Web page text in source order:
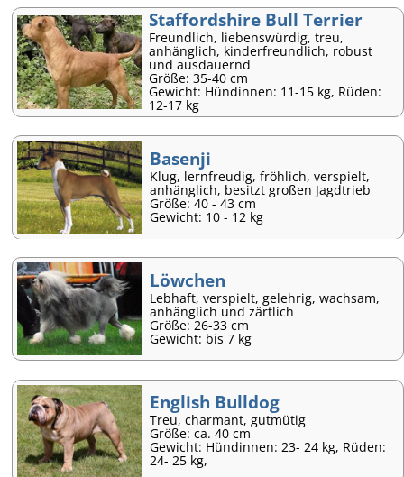
Staffordshire Bull Terrier
Freundlich, liebenswürdig, treu,
anhänglich, kinderfreundlich, robust
und ausdauernd
Größe: 35-40 cm
Gewicht: Hündinnen: 11-15 kg, Rüden:
12-17 kg
Basenji
Klug, lernfreudig, fröhlich, verspielt,
anhänglich, besitzt großen Jagdtrieb
Größe: 40 - 43 cm
Gewicht: 10 - 12 kg
Löwchen
Lebhaft, verspielt, gelehrig, wachsam,
anhänglich und zärtlich
Größe: 26-33 cm
Gewicht: bis 7 kg
English Bulldog
Treu, charmant, gutmütig
Größe: ca. 40 cm
Gewicht: Hündinnen: 23- 24 kg, Rüden:
24- 25 kg,